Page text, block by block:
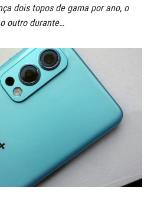
dois topos de gama por ano, o
outro durante…